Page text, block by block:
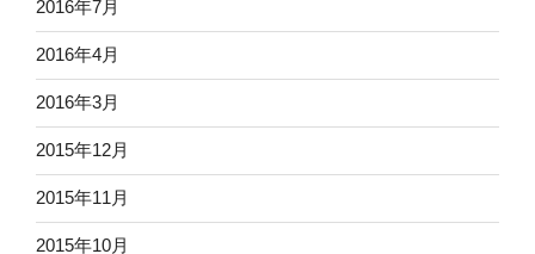
2016年7月
2016年4月
2016年3月
2015年12月
2015年11月
2015年10月